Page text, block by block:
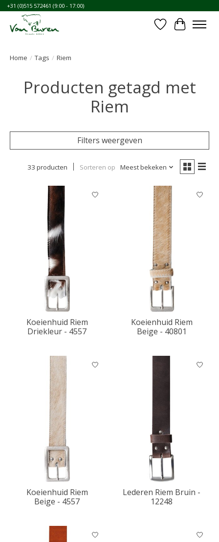
+31 (0)515 572461 (9:00 - 17:00)
Verlanglijst
Home / Tags / Riem
Producten getagd met
Riem
Filters weergeven
33 producten Sorteren op Meest bekeken
Koeienhuid Riem
Driekleur - 4557
Koeienhuid Riem
Beige - 40801
Koeienhuid Riem
Beige - 4557
Lederen Riem Bruin -
12248